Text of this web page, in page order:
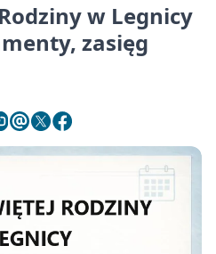
w Legnicy
zasięg